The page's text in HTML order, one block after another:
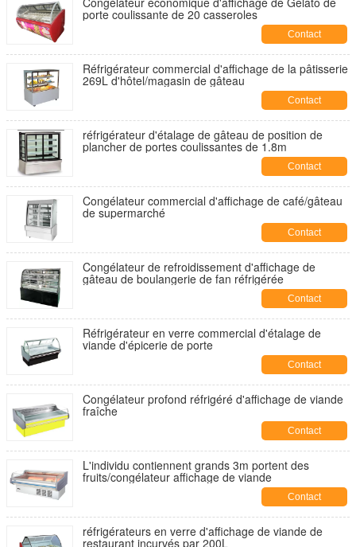
porte coulissante de 20 casseroles
Contact
Réfrigérateur commercial d'affichage de la pâtisserie
269L d'hôtel/magasin de gâteau
Contact
réfrigérateur d'étalage de gâteau de position de
plancher de portes coulissantes de 1.8m
Contact
Congélateur commercial d'affichage de café/gâteau
de supermarché
Contact
Congélateur de refroidissement d'affichage de
gâteau de boulangerie de fan réfrigérée
Contact
Réfrigérateur en verre commercial d'étalage de
viande d'épicerie de porte
Contact
Congélateur profond réfrigéré d'affichage de viande
fraîche
Contact
L'individu contiennent grands 3m portent des
fruits/congélateur affichage de viande
Contact
réfrigérateurs en verre d'affichage de viande de
restaurant incurvés par 200L